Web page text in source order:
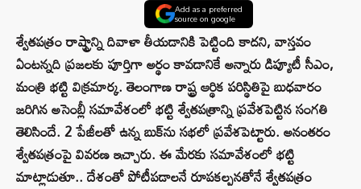
Add as a preferred
source on google
శ్వేతపత్రం రాష్ట్రాన్ని దివాళా తీయడానికి పెట్టింది కాదని, వాస్తవం
ఏంటన్నది ప్రజలకు పూర్తిగా అర్థం కావడానికే అన్నారు డిప్యూటీ సీఎం,
మంత్రి భట్టి విక్రమార్క. తెలంగాణ రాష్ట్ర ఆర్థిక పరిస్థితిపై బుధవారం
జరిగిన అసెంబ్లీ సమావేశంలో భట్టి శ్వేతపత్రాన్ని ప్రవేశపెట్టిన సంగతి
తెలిసిందే. 2 పేజీలతో ఉన్న బుక్‌ను సభలో ప్రవేశపెట్టారు. అనంతరం
శ్వేతపత్రంపై వివరణ ఇచ్చారు. ఈ మేరకు సమావేశంలో భట్టి
మాట్లాడుతూ.. దేశంతో పోటీపడాలనే రూపకల్పనతోనే శ్వేతపత్రం